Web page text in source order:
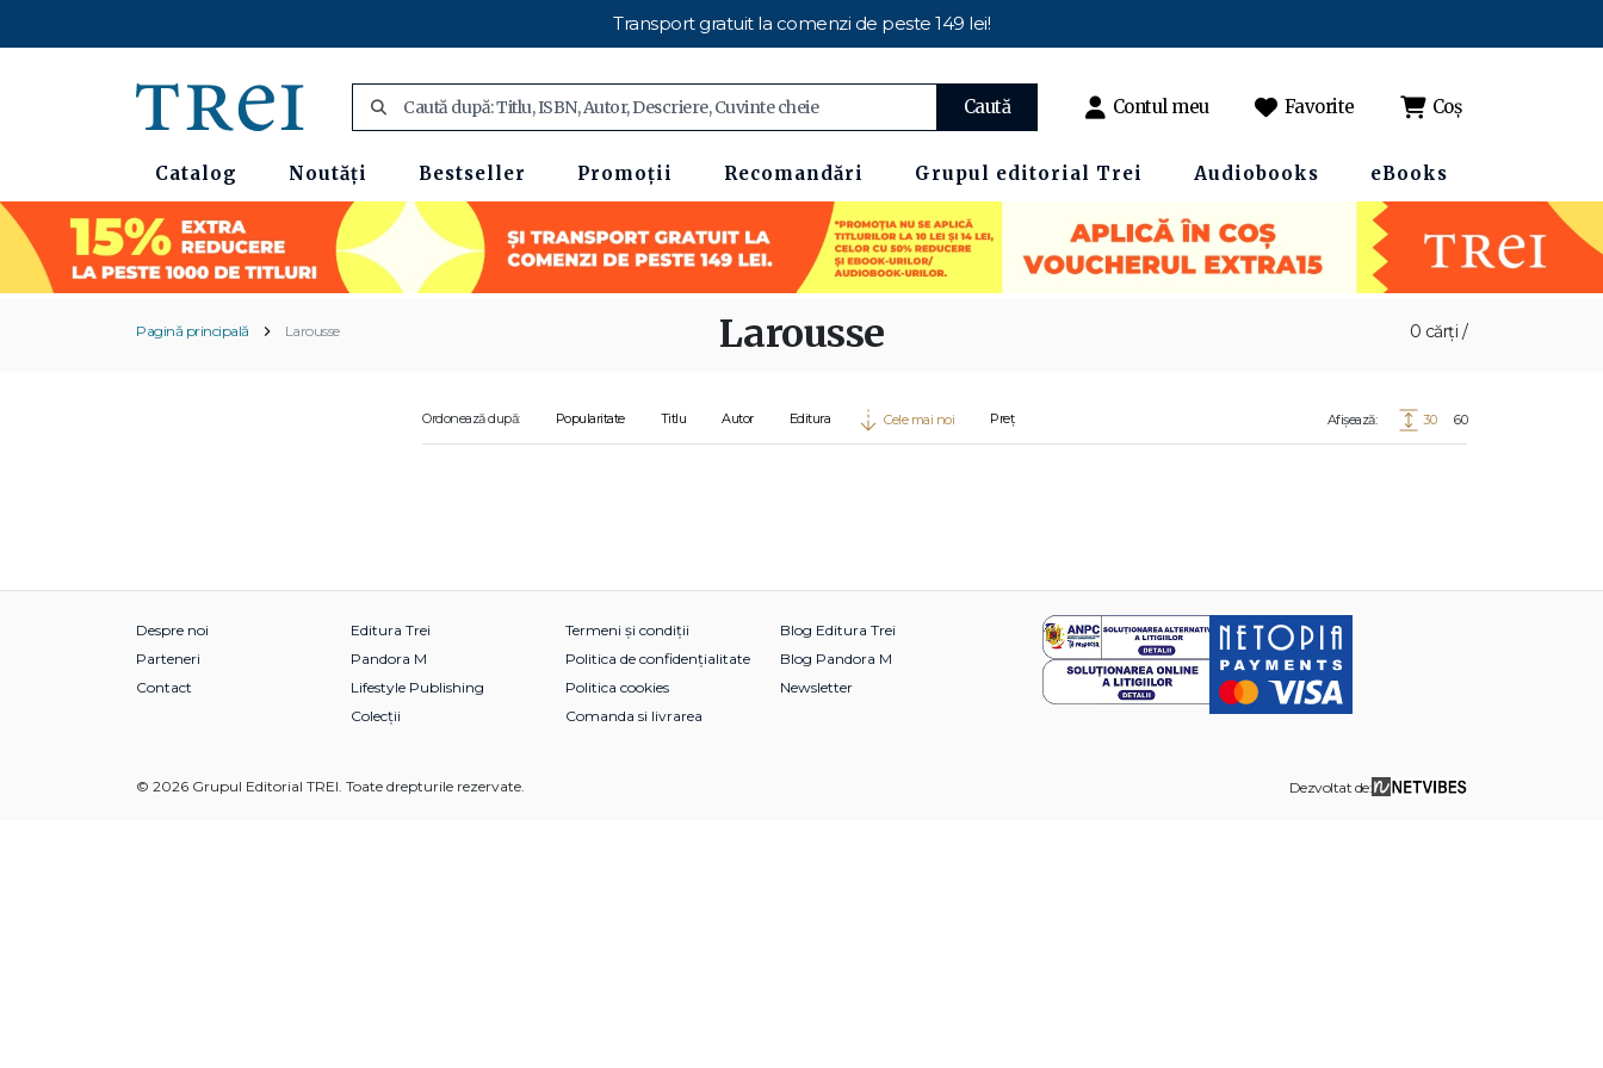
Transport gratuit la comenzi de peste 149 lei!
Caută Contul meu Favorite Coș
Catalog Noutăți Bestseller Promoții Recomandări Grupul editorial Trei Audiobooks eBooks
Pagină principală Larousse 0 cărți /
Larousse
Ordonează după: Popularitate Titlu Autor Editura Cele mai noi Preț Afișează: 30 60
Despre noi
Parteneri
Contact
Editura Trei
Pandora M
Lifestyle Publishing
Colecții
Termeni și condiții
Politica de confidențialitate
Politica cookies
Comanda si livrarea
Blog Editura Trei
Blog Pandora M
Newsletter
© 2026 Grupul Editorial TREI. Toate drepturile rezervate. Dezvoltat de: